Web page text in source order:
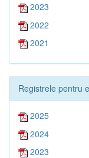
2023
2022
2021
Registrele pentru
2025
2024
2023